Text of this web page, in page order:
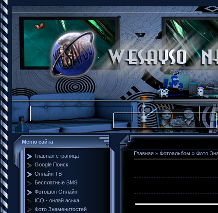
Меню сайта
Главная страница
Google Поиск
Онлайн ТВ
Бесплатные SMS
Фотошоп Онлайн
ICQ - онлай аська
Фото Знаменитостей
Главная » Фотоальбом » Фото